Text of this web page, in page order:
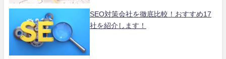
SEO対策会社を徹底比較！おすすめ17
社を紹介します！